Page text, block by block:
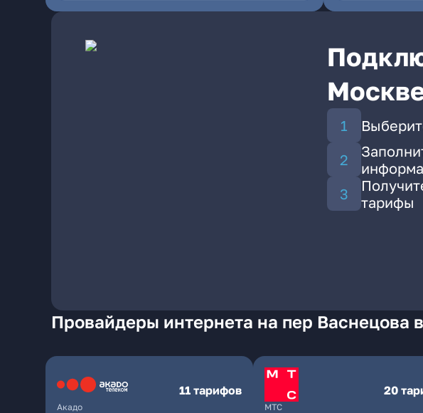
тарифы
Провайдеры интернета на пер Васнецова
Акадо
11 тарифов
МТС
20